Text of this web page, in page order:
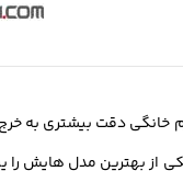
خانگی دقت بیشتری